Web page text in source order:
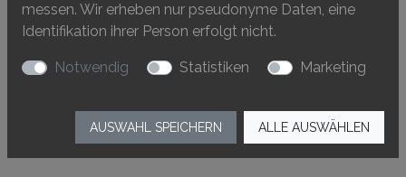
messen. Wir erheben nur pseudonyme Daten, eine
Identifikation ihrer Person erfolgt nicht.
Notwendig Statistiken Marketing
AUSWAHL SPEICHERN ALLE AUSWÄHLEN